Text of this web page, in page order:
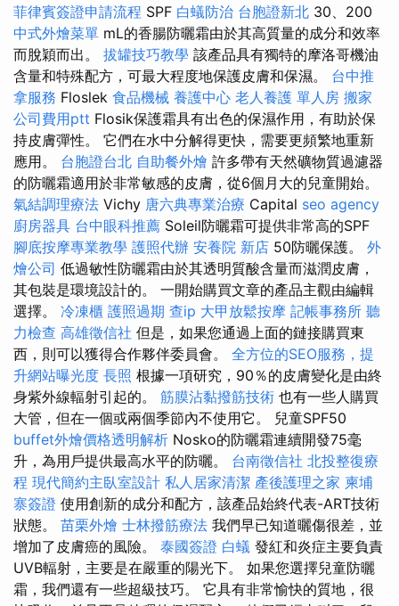
菲律賓簽證申請流程 SPF 白蟻防治 台胞證新北 30、200
中式外燴菜單 mL的香腸防曬霜由於其高質量的成分和效率
而脫穎而出。 拔罐技巧教學 該產品具有獨特的摩洛哥機油
含量和特殊配方，可最大程度地保護皮膚和保濕。 台中推
拿服務 Floslek 食品機械 養護中心 老人養護 單人房 搬家
公司費用ptt Flosik保護霜具有出色的保濕作用，有助於保
持皮膚彈性。 它們在水中分解得更快，需要更頻繁地重新
應用。 台胞證台北 自助餐外燴 許多帶有天然礦物質過濾器
的防曬霜適用於非常敏感的皮膚，從6個月大的兒童開始。
氣結調理療法 Vichy 唐六典專業治療 Capital seo agency
廚房器具 台中眼科推薦 Soleil防曬霜可提供非常高的SPF
腳底按摩專業教學 護照代辦 安養院 新店 50防曬保護。 外
燴公司 低過敏性防曬霜由於其透明質酸含量而滋潤皮膚，
其包裝是環境設計的。 一開始購買文章的產品主觀由編輯
選擇。 冷凍櫃 護照過期 查ip 大甲放鬆按摩 記帳事務所 聽
力檢查 高雄徵信社 但是，如果您通過上面的鏈接購買東
西，則可以獲得合作夥伴委員會。 全方位的SEO服務，提
升網站曝光度 長照 根據一項研究，90％的皮膚變化是由終
身紫外線輻射引起的。 筋膜沾黏撥筋技術 也有一些人購買
大管，但在一個或兩個季節內不使用它。 兒童SPF50
buffet外燴價格透明解析 Nosko的防曬霜連續開發75毫
升，為用戶提供最高水平的防曬。 台南徵信社 北投整復療
程 現代簡約主臥室設計 私人居家清潔 產後護理之家 柬埔
寨簽證 使用創新的成分和配方，該產品始終代表-ART技術
狀態。 苗栗外燴 士林撥筋療法 我們早已知道曬傷很差，並
增加了皮膚癌的風險。 泰國簽證 白蟻 發紅和炎症主要負責
UVB輻射，主要是在嚴重的陽光下。 如果您選擇兒童防曬
霜，我們還有一些超級技巧。 它具有非常愉快的質地，很